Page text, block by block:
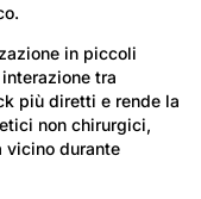
in piccoli
tra
più diretti e rende la
non chirurgici,
vicino durante